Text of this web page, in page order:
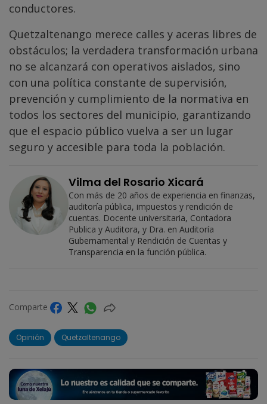
conductores.
Quetzaltenango merece calles y aceras libres de
obstáculos; la verdadera transformación urbana
no se alcanzará con operativos aislados, sino
con una política constante de supervisión,
prevención y cumplimiento de la normativa en
todos los sectores del municipio, garantizando
que el espacio público vuelva a ser un lugar
seguro y accesible para toda la población.
Vilma del Rosario Xicará
Con más de 20 años de experiencia en finanzas,
auditoría pública, impuestos y rendición de
cuentas. Docente universitaria, Contadora
Publica y Auditora, y Dra. en Auditoría
Gubernamental y Rendición de Cuentas y
Transparencia en la función pública.
Comparte
Opinión Quetzaltenango